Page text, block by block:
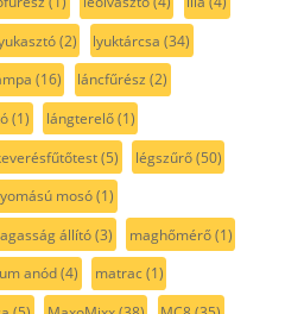
(2) lyuktárcsa (34)
(16) láncfűrész (2)
(1) lángterelő(1)
(5) légszűrő(50)
mosó(1)
állító(3) maghőmérő(1)
anód(4) matrac(1)